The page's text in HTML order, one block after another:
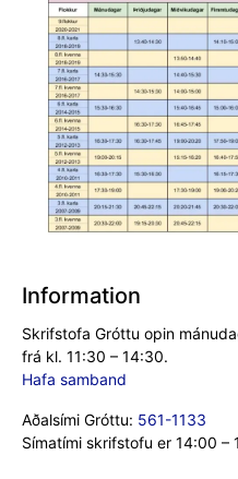
Information
Skrifstofa Gróttu opin
frá kl. 11:30 – 14:30.
Hafa samband
Aðalsími Gróttu: 561-1133
Símatími skrifstofu er 14:00